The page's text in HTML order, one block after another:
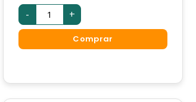
- Adocante
Lowcucar
(1X100ML)
quantidade
+
Comprar